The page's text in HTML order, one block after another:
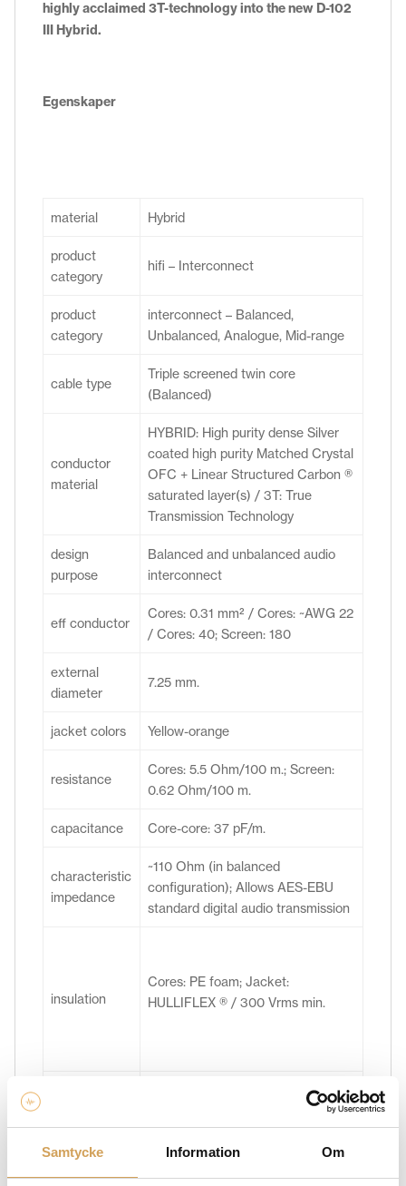
Samtycke Information Om
highly acclaimed 3T-technology into the new D-102
III Hybrid.
Egenskaper
material Hybrid
product
category
hifi – Interconnect
product
category
interconnect – Balanced,
Unbalanced, Analogue, Mid-range
cable type
Triple screened twin core
(Balanced)
conductor
material
HYBRID: High purity dense Silver
coated high purity Matched Crystal
OFC + Linear Structured Carbon ®
saturated layer(s) / 3T: True
Transmission Technology
design
purpose
Balanced and unbalanced audio
interconnect
eff conductor
Cores: 0.31 mm² / Cores: ~AWG 22
/ Cores: 40; Screen: 180
external
diameter
7.25 mm.
jacket colors Yellow-orange
resistance
Cores: 5.5 Ohm/100 m.; Screen:
0.62 Ohm/100 m.
capacitance Core-core: 37 pF/m.
characteristic
impedance
~110 Ohm (in balanced
configuration); Allows AES-EBU
standard digital audio transmission
insulation
Cores: PE foam; Jacket:
HULLIFLEX ® / 300 Vrms min.
types
Our RCA type C – 7.3 or Neutrik
XLR; Custom mountable on